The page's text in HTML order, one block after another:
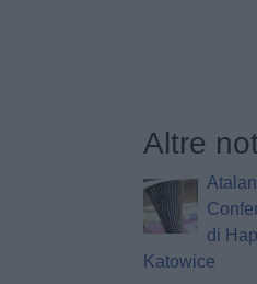
Altre
di
Katowice